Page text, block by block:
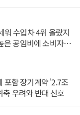
워 수입차 4위 올랐지
은 공임비에 소비자
포함 장기계약 '2.7조
우려와 반대 신호